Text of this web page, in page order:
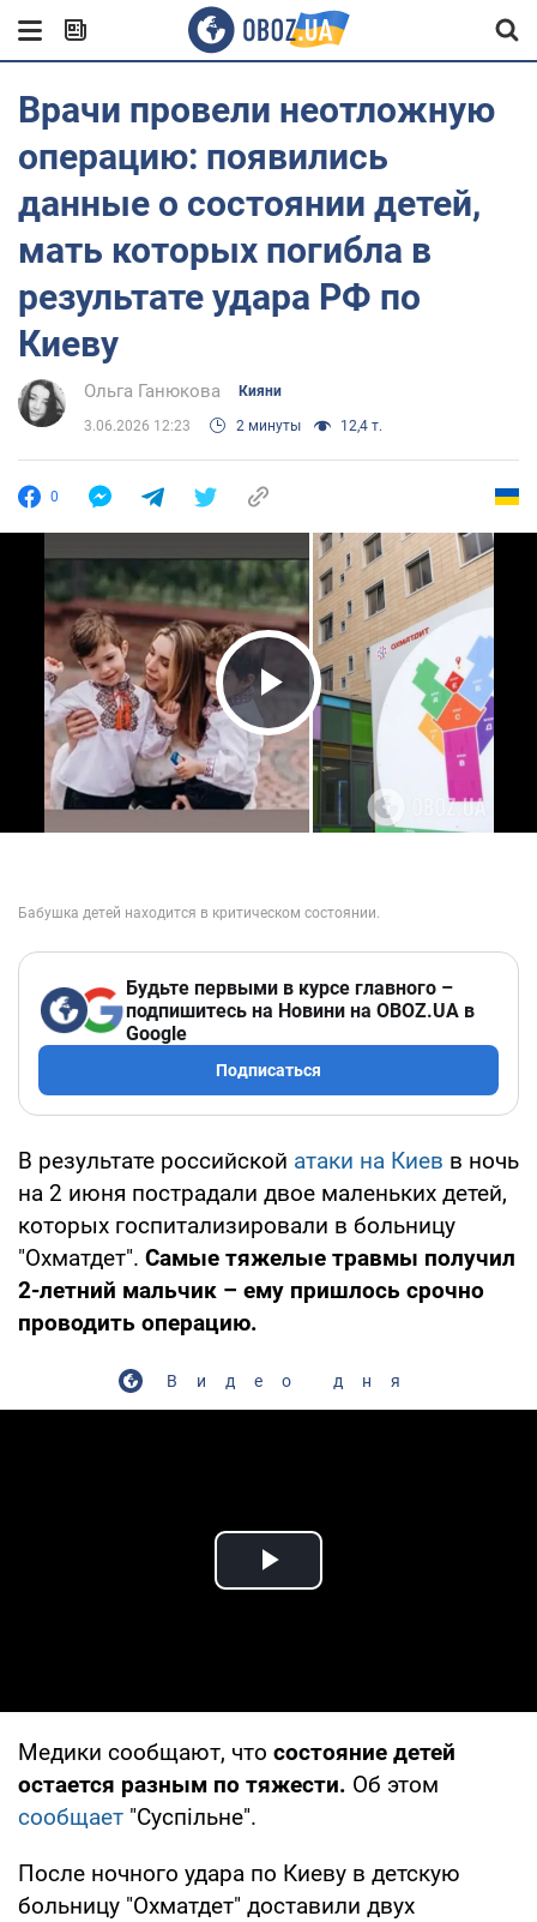
Врачи провели неотложную
операцию: появились
данные о состоянии детей,
мать которых погибла в
результате удара РФ по
Киеву
Ольга Ганюкова Кияни
3.06.2026 12:23 2 минуты 12,4 т.
0
Play Video
Будьте первыми в курсе главного –
подпишитесь на Новини на OBOZ.UA в
Google
Подписаться
В результате российской атаки на Киев в ночь
на 2 июня пострадали двое маленьких детей,
которых госпитализировали в больницу
"Охматдет". Самые тяжелые травмы получил
2-летний мальчик – ему пришлось срочно
проводить операцию.
Видео дня
Play Video
Медики сообщают, что состояние детей
остается разным по тяжести. Об этом
сообщает "Суспільне".
После ночного удара по Киеву в детскую
больницу "Охматдет" доставили двух